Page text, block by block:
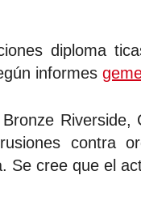
diploma
informes
contra
Se cree que el